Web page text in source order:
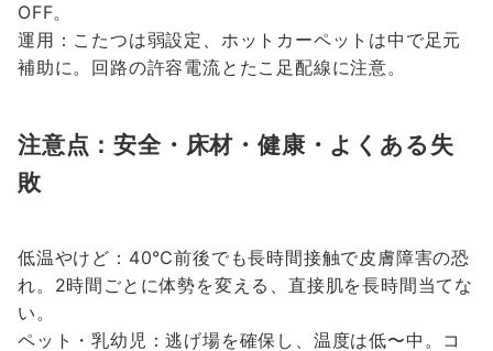
OFF。
運用：こたつは弱設定、ホットカーペットは中で足元
補助に。回路の許容電流とたこ足配線に注意。
注意点：安全・床材・健康・よくある失
敗
低温やけど：40℃前後でも長時間接触で皮膚障害の恐
れ。2時間ごとに体勢を変える、直接肌を長時間当てな
い。
ペット・乳幼児：逃げ場を確保し、温度は低〜中。コ